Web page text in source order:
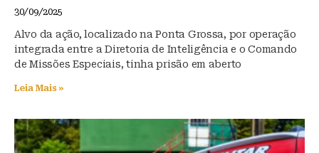
30/09/2025
Alvo da ação, localizado na Ponta Grossa, por operação
integrada entre a Diretoria de Inteligência e o Comando
de Missões Especiais, tinha prisão em aberto
Leia Mais »